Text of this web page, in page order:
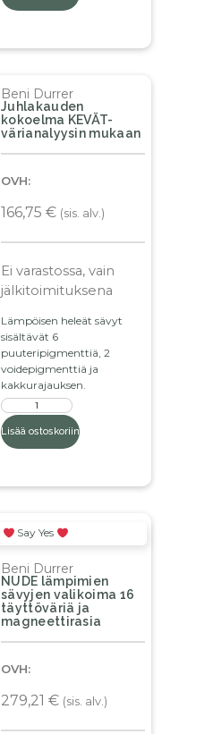
Beni Durrer
Juhlakauden
kokoelma KEVÄT-
värianalyysin mukaan
OVH:
166,75€ (sis. alv.)
Ei varastossa, vain
jälkitoimituksena
Lämpöisen heleät sävyt
sisältävät 6
puuteripigmenttiä, 2
voidepigmenttiä ja
kakkurajauksen.
Lisää ostoskoriin
Say Yes
Beni Durrer
NUDE lämpimien
sävyjen valikoima 16
täyttöväriä ja
magneettirasia
OVH:
279,21€ (sis. alv.)